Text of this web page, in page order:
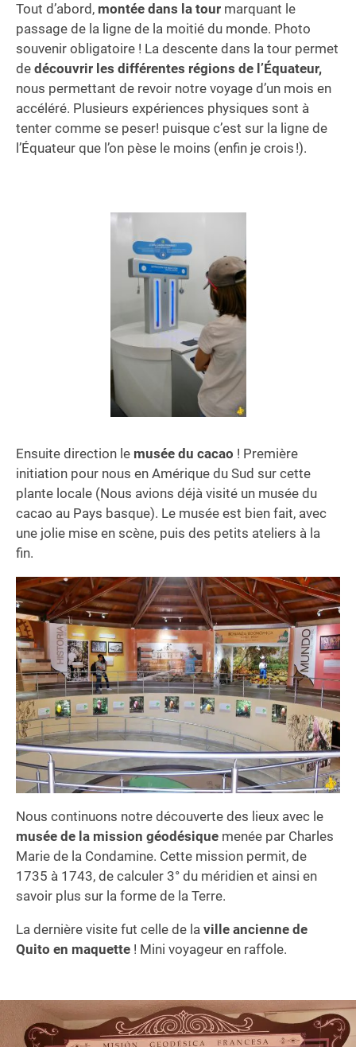
Tout d’abord, montée dans la tour marquant le
passage de la ligne de la moitié du monde. Photo
souvenir obligatoire ! La descente dans la tour permet
de découvrir les différentes régions de l’Équateur,
nous permettant de revoir notre voyage d’un mois en
accéléré. Plusieurs expériences physiques sont à
tenter comme se peser! puisque c’est sur la ligne de
l’Équateur que l’on pèse le moins (enfin je crois !).
Ensuite direction le musée du cacao ! Première
initiation pour nous en Amérique du Sud sur cette
plante locale (Nous avions déjà visité un musée du
cacao au Pays basque). Le musée est bien fait, avec
une jolie mise en scène, puis des petits ateliers à la
fin.
Nous continuons notre découverte des lieux avec le
musée de la mission géodésique menée par Charles
Marie de la Condamine. Cette mission permit, de
1735 à 1743, de calculer 3° du méridien et ainsi en
savoir plus sur la forme de la Terre.
La dernière visite fut celle de la ville ancienne de
Quito en maquette ! Mini voyageur en raffole.